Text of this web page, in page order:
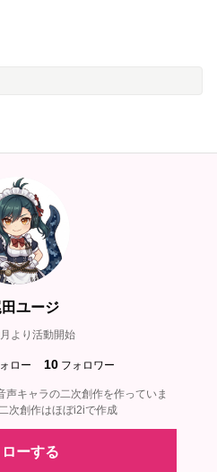
ユージ
より活動開始
ロー 10 フォロワー
声キャラの二次創作を作っていま
次創作はほぼi2iで作成
ーする